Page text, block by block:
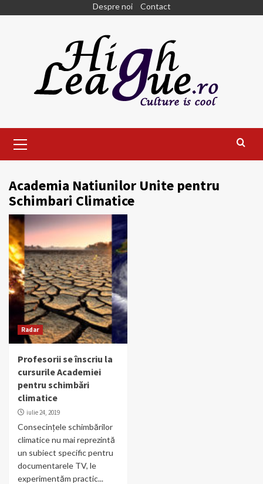
Despre noi Contact
Menu
Academia Natiunilor Unite pentru
Schimbari Climatice
Radar
Profesorii se înscriu la
cursurile Academiei
pentru schimbări
climatice
iulie 24, 2019
Consecințele schimbărilor
climatice nu mai reprezintă
un subiect specific pentru
documentarele TV, le
experimentăm practic...